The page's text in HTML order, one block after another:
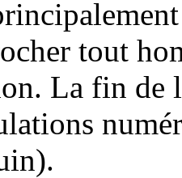
tout
La fin de